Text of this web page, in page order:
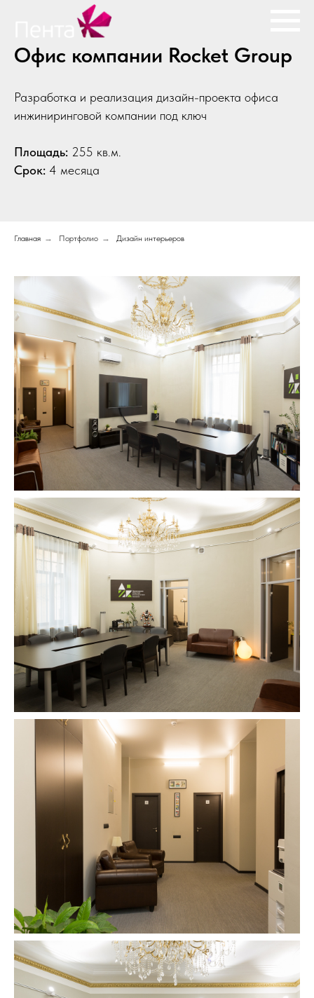
Офис компании Rocket Group
Разработка и реализация дизайн-проекта офиса
инжиниринговой компании под ключ
Площадь: 255 кв.м.
Срок: 4 месяца
Главная → Портфолио → Дизайн интерьеров